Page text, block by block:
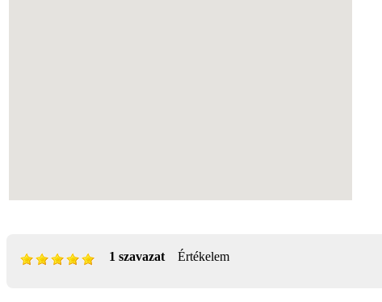
Értékelem
1 szavazat